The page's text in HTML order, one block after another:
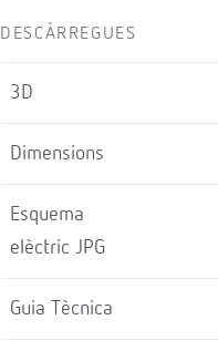
DESCÀRREGUES
3D
Dimensions
Esquema
elèctric JPG
Guia Tècnica